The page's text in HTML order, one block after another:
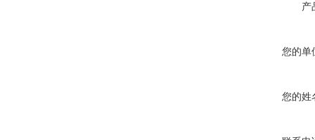
产
您的单
您的姓